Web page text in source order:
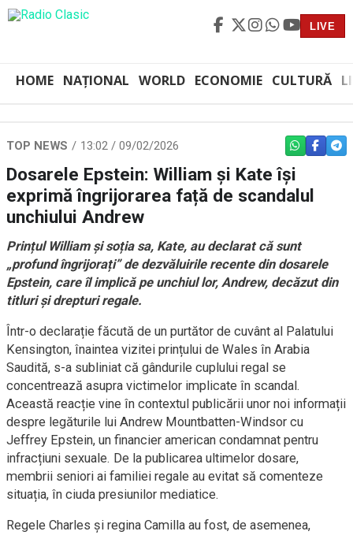
LIVE
HOME NAȚIONAL WORLD ECONOMIE CULTURĂ
TOP NEWS 13:02 / 09/02/2026 WHATSAPP
Dosarele Epstein: William și Kate își
exprimă îngrijorarea față de scandalul
unchiului Andrew
Prințul William și soția sa, Kate, au declarat că sunt
„profund îngrijorați” de dezvăluirile recente din dosarele
Epstein, care îl implică pe unchiul lor, Andrew, decăzut din
titluri și drepturi regale.
Într-o declarație făcută de un purtător de cuvânt al Palatului
Kensington, înaintea vizitei prințului de Wales în Arabia
Saudită, s-a subliniat că gândurile cuplului regal se
concentrează asupra victimelor implicate în scandal.
Această reacție vine în contextul publicării unor noi informații
despre legăturile lui Andrew Mountbatten-Windsor cu
Jeffrey Epstein, un financier american condamnat pentru
infracțiuni sexuale. De la publicarea ultimelor dosare,
membrii seniori ai familiei regale au evitat să comenteze
situația, în ciuda presiunilor mediatice.
Regele Charles și regina Camilla au fost, de asemenea,